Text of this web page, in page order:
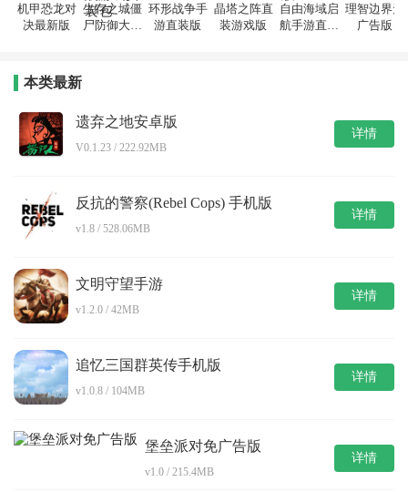
机甲恐龙对
决最新版
生存之城僵
尸防御大作
环形战争手
游直装版
晶塔之阵直
装游戏版
自由海域启
航手游直装
理智边界无
广告版
本类最新
遗弃之地安卓版
V0.1.23 / 222.92MB
详情
反抗的警察(Rebel Cops) 手机版
v1.8 / 528.06MB
详情
文明守望手游
v1.2.0 / 42MB
详情
追忆三国群英传手机版
v1.0.8 / 104MB
详情
堡垒派对免广告版
v1.0 / 215.4MB
详情